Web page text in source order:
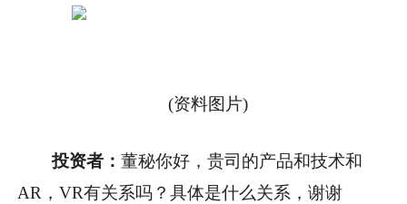
(资料图片)
投资者：董秘你好，贵司的产品和技术和
AR，VR有关系吗？具体是什么关系，谢谢